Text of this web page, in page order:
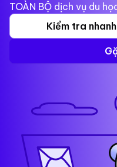
TOÀN BỘ dịch vụ du
Kiểm tra